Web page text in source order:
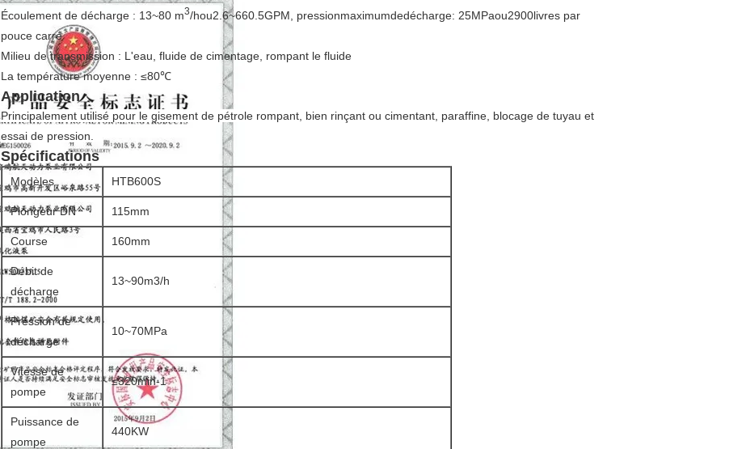
Écoulement de décharge : 13~80 m3/hou2.6~660.5GPM, pressionmaximumdedécharge: 25MPaou2900livres par
pouce carré
Milieu de transmission : L'eau, fluide de cimentage, rompant le fluide
La température moyenne : ≤80℃
Application
Principalement utilisé pour le gisement de pétrole rompant, bien rinçant ou cimentant, paraffine, blocage de tuyau et
essai de pression.
Spécifications
Modèles HTB600S
Plongeur DN 115mm
Course 160mm
Débit de
décharge
13~90m3/h
Pression de
décharge
10~70MPa
Vitesse de
pompe
≤320min-1
Puissance de
pompe
440KW